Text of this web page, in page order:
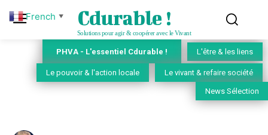
Cdurable !
Solutions pour agir & coopérer avec le Vivant
PHVA - L'essentiel Cdurable ! L'être & les liens
Le pouvoir & l'action locale Le vivant & refaire société
News Sélection
French ▼